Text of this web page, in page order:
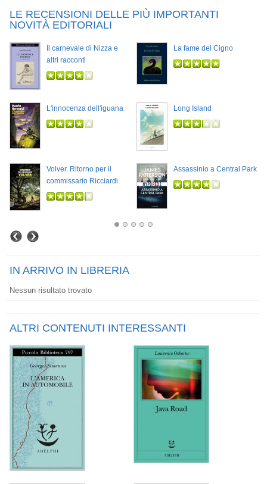
LE RECENSIONI DELLE PIÙ IMPORTANTI
NOVITÀ EDITORIALI
Il carnevale di Nizza e
altri racconti
La fame del Cigno
L'innocenza dell'iguana Long Island
Volver. Ritorno per il
commissario Ricciardi
Assassinio a Central Park
IN ARRIVO IN LIBRERIA
Nessun risultato trovato
ALTRI CONTENUTI INTERESSANTI